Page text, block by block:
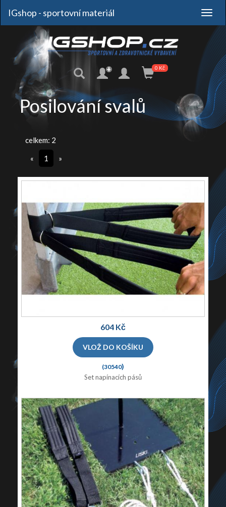
+ 0 Kč
IGshop - sportovní materiál
Posilování svalů
celkem: 2
«
1 »
604 Kč
(30540)
Set napínacích pásů